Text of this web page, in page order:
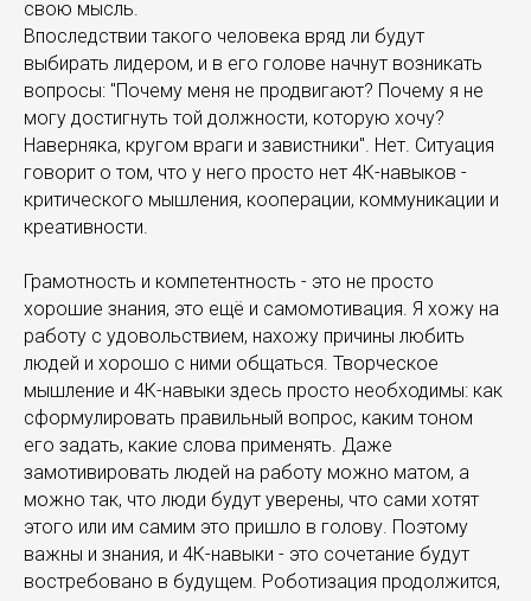
свою мысль.
Впоследствии такого человека вряд ли будут
выбирать лидером, и в его голове начнут возникать
вопросы: "Почему меня не продвигают? Почему я не
могу достигнуть той должности, которую хочу?
Наверняка, кругом враги и завистники". Нет. Ситуация
говорит о том, что у него просто нет 4К-навыков -
критического мышления, кооперации, коммуникации и
креативности.
Грамотность и компетентность - это не просто
хорошие знания, это ещё и самомотивация. Я хожу на
работу с удовольствием, нахожу причины любить
людей и хорошо с ними общаться. Творческое
мышление и 4К-навыки здесь просто необходимы: как
сформулировать правильный вопрос, каким тоном
его задать, какие слова применять. Даже
замотивировать людей на работу можно матом, а
можно так, что люди будут уверены, что сами хотят
этого или им самим это пришло в голову. Поэтому
важны и знания, и 4К-навыки - это сочетание будут
востребовано в будущем. Роботизация продолжится,